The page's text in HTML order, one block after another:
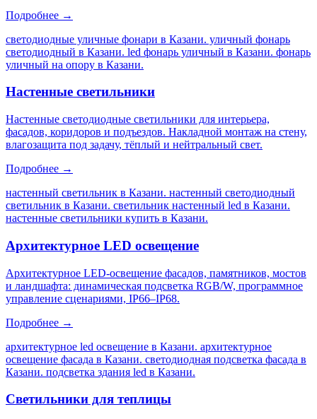
Подробнее →
светодиодные уличные фонари в Казани. уличный фонарь
светодиодный в Казани. led фонарь уличный в Казани. фонарь
уличный на опору в Казани.
Настенные светильники
Настенные светодиодные светильники для интерьера,
фасадов, коридоров и подъездов. Накладной монтаж на стену,
влагозащита под задачу, тёплый и нейтральный свет.
Подробнее →
настенный светильник в Казани. настенный светодиодный
светильник в Казани. светильник настенный led в Казани.
настенные светильники купить в Казани.
Архитектурное LED освещение
Архитектурное LED-освещение фасадов, памятников, мостов
и ландшафта: динамическая подсветка RGB/W, программное
управление сценариями, IP66–IP68.
Подробнее →
архитектурное led освещение в Казани. архитектурное
освещение фасада в Казани. светодиодная подсветка фасада в
Казани. подсветка здания led в Казани.
Светильники для теплицы